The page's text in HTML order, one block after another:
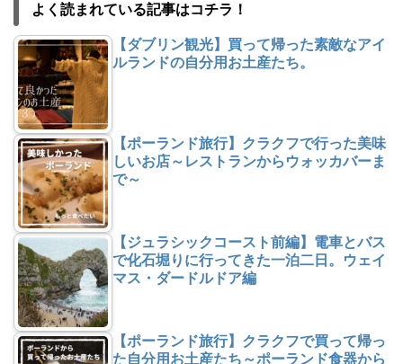
よく読まれている記事はコチラ！
【ダブリン観光】買って帰った素敵なアイ
ルランドの自分用お土産たち。
【ポーランド旅行】クラクフで行った美味
しいお店～レストランからウォッカバーま
で～
【ジュラシックコースト前編】電車とバス
で化石堀りに行ってきた一泊二日。ウェイ
マス・ダードルドア編
【ポーランド旅行】クラクフで買って帰っ
た自分用お土産たち～ポーランド食器から